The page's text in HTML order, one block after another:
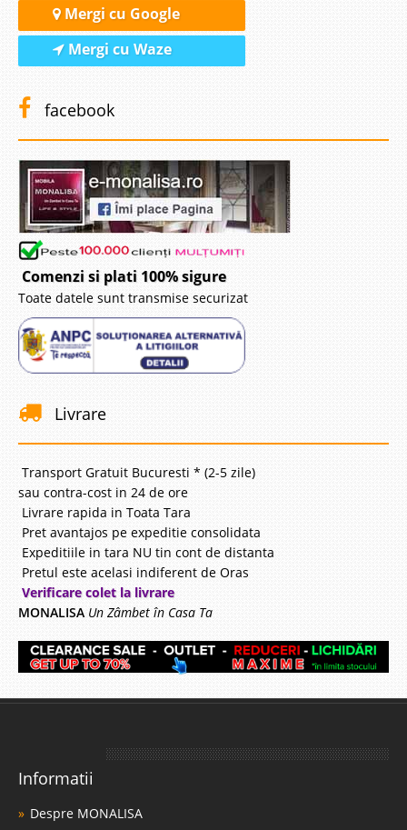
Mergi cu Google
Mergi cu Waze
facebook
Comenzi si plati 100% sigure
Toate datele sunt transmise securizat
Livrare
Transport Gratuit Bucuresti * (2-5 zile)
sau contra-cost in 24 de ore
Livrare rapida in Toata Tara
Pret avantajos pe expeditie consolidata
Expeditiile in tara NU tin cont de distanta
Pretul este acelasi indiferent de Oras
Verificare colet la livrare
MONALISA Un Zâmbet în Casa Ta
Informatii
Despre MONALISA